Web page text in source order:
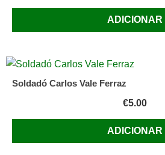
Gonçalves
ADICIONAR
Soldadó Carlos Vale Ferraz
€5.00
ADICIONAR